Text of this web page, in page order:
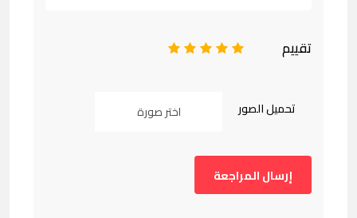
تقييم 5
4
3
2
تحميل الصور اختر صورة